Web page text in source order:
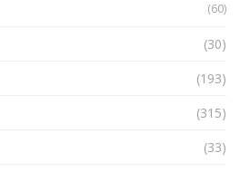
(60)
(30)
(193)
(315)
(33)